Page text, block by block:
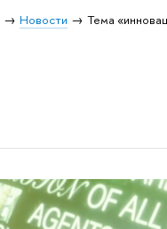
Новости Тема